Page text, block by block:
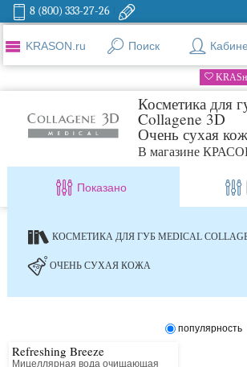
8 (800) 333-27-26
KRASON.ru Поиск
Косметика для
Collagene 3D
Очень сухая
В магазине
Показано
КОСМЕТИКА ДЛЯ ГУБ MEDICAL
ОЧЕНЬ СУХАЯ КОЖА
популярность
Refreshing Breeze
Мицеллярная вода очищающая